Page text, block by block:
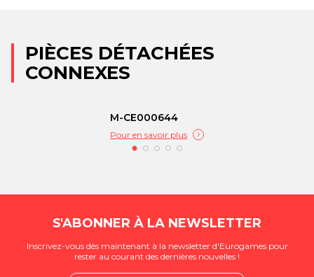
PIÈCES DÉTACHÉES
CONNEXES
M-CE000644
Pour en savoir plus
S'ABONNER À LA NEWSLETTER
Inscrivez-vous dès maintenant à la newsletter d'Eurogames pour
rester au courant des dernières nouvelles !